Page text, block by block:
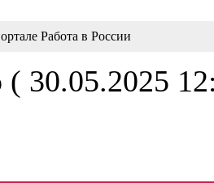
Работа в России
( 30.05.2025